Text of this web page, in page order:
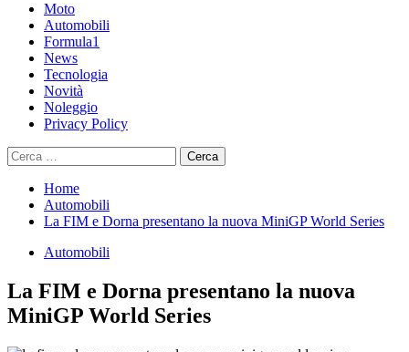
Moto
Automobili
Formula1
News
Tecnologia
Novità
Noleggio
Privacy Policy
Ricerca
per:
Home
Automobili
La FIM e Dorna presentano la nuova MiniGP World Series
Automobili
La FIM e Dorna presentano la nuova
MiniGP World Series